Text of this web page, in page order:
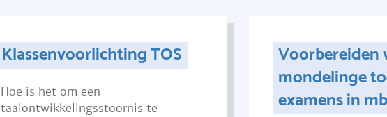
Klassenvoorlichting TOS
Hoe is het om een
taalontwikkelingsstoornis te
Voorbereiden
mondelinge
examens in